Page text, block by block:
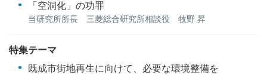
「空洞化」の功罪
当研究所所長 三菱総合研究所相談役 牧野 昇
特集テーマ
既成市街地再生に向けて、必要な環境整備を